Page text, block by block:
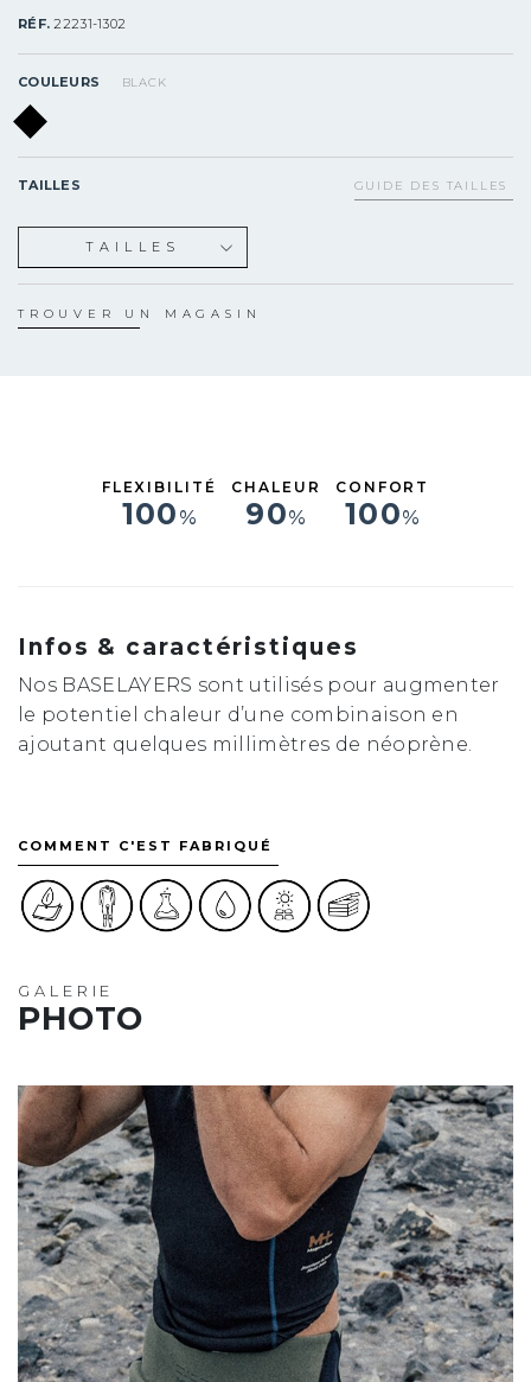
RÉF. 22231-1302
COULEURS BLACK
TAILLES GUIDE DES TAILLES
TAILLES
S
M
TROUVER UN MAGASIN
FLEXIBILITÉ
100 %
CHALEUR
90%
CONFORT
100%
Infos & caractéristiques
Nos BASELAYERS sont utilisés pour augmenter
le potentiel chaleur d’une combinaison en
ajoutant quelques millimètres de néoprène.
COMMENT C'EST FABRIQUÉ
GALERIE
PHOTO